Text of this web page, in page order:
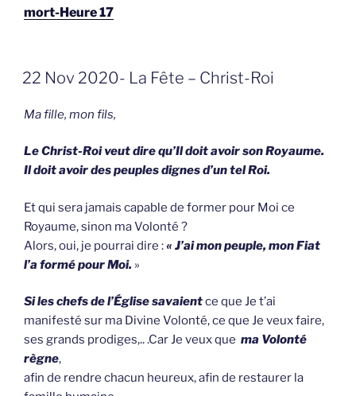
mort-Heure 17
GEPLAATST
OP
22 Nov 2020- La Fête – Christ-Roi
Ma fille, mon fils,
Le Christ-Roi veut dire qu’Il doit avoir son Royaume.
Il doit avoir des peuples dignes d’un tel Roi.
Et qui sera jamais capable de former pour Moi ce
Royaume, sinon ma Volonté ?
Alors, oui, je pourrai dire :« J’ai mon peuple, mon Fiat
l’a formé pour Moi. »
Si les chefs de l’Église savaientce que Je t’ai
manifesté sur ma Divine Volonté, ce que Je veux faire,
ses grands prodiges,.. .Car Je veux que ma Volonté
règne,
afin de rendre chacun heureux, afin de restaurer la